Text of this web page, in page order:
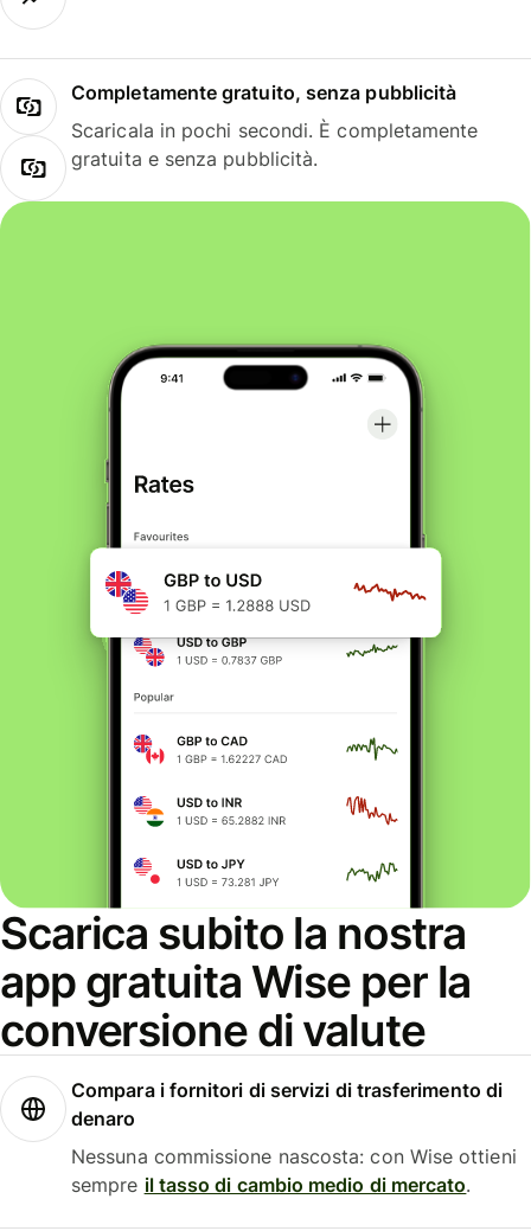
Completamente gratuito, senza pubblicità
Scaricala in pochi secondi. È completamente
gratuita e senza pubblicità.
Scarica subito la nostra
app gratuita Wise per la
conversione di valute
Compara i fornitori di servizi di trasferimento di
denaro
Nessuna commissione nascosta: con Wise ottieni
sempre il tasso di cambio medio di mercato.